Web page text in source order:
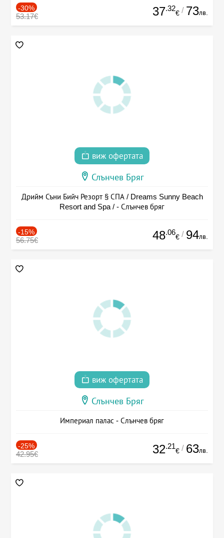
-30%
53.17€ 37.32
€ / 73лв.
виж офертата
Слънчев Бряг
Дрийм Съни Бийч Резорт § СПА / Dreams Sunny Beach
Resort and Spa / - Слънчев бряг
-15%
56.75€ 48.06
€ / 94лв.
виж офертата
Слънчев Бряг
Империал палас - Слънчев бряг
-25%
42.95€ 32.21
€ / 63лв.